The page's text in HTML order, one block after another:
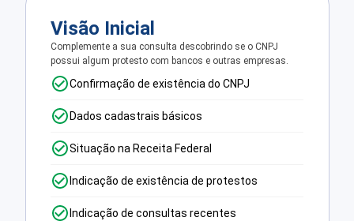
Visão Inicial
Complemente a sua consulta descobrindo se o CNPJ
possui algum protesto com bancos e outras empresas.
Confirmação de existência do CNPJ
Dados cadastrais básicos
Situação na Receita Federal
Indicação de existência de protestos
Indicação de consultas recentes